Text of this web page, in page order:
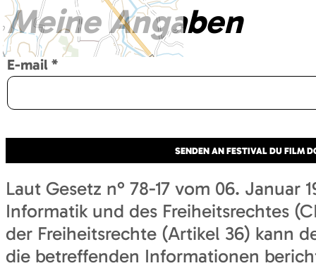
Meine Angaben
E-mail *
Laut Gesetz n° 78-17 vom 06. Januar
Informatik und des Freiheitsrechtes
der Freiheitsrechte (Artikel 36) kann
die betreffenden Informationen